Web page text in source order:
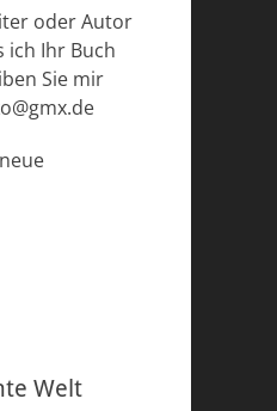
oder Autor
ich Ihr Buch
Sie mir
Welt